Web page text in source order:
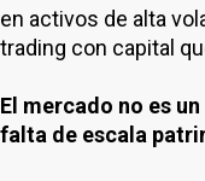
en activos de alta
trading con capital
El mercado no es
falta de escala